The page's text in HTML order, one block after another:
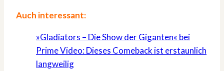
Auch interessant:
»Gladiators – Die Show der Giganten« bei
Prime Video: Dieses Comeback ist erstaunlich
langweilig